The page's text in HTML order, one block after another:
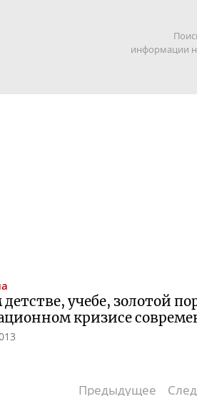
информации
учебе, золотой
кризисе
Предыдущее